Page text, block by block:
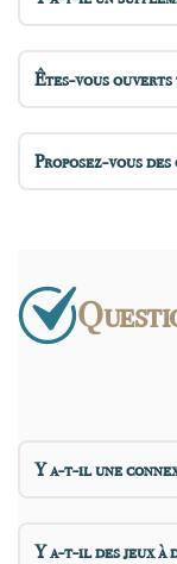
Êtes-vous
Proposez-vous
Y a-t-il une
Y a-t-il des jeux à